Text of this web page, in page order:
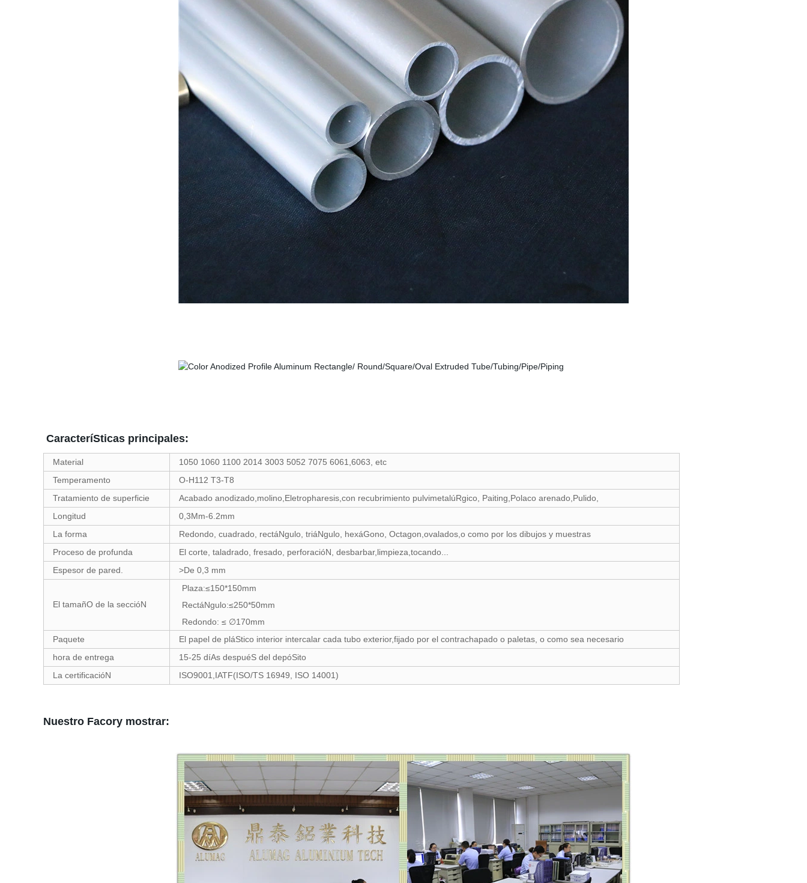
CaracteríSticas principales:
Material
1050 1060 1100 2014 3003 5052 7075 6061,6063, etc
Temperamento
O-H112 T3-T8
Tratamiento de superficie
Acabado anodizado,molino,Eletropharesis,con recubrimiento pulvimetalúRgico, Paiting,Polaco arenado,Pulido,
Longitud
0,3Mm-6.2mm
La forma
Redondo, cuadrado, rectáNgulo, triáNgulo, hexáGono, Octagon,ovalados,o como por los dibujos y muestras
Proceso de profunda
El corte, taladrado, fresado, perforacióN, desbarbar,limpieza,tocando...
Espesor de pared.
>De 0,3 mm
El tamañO de la seccióN
Plaza:≤150*150mm
RectáNgulo:≤250*50mm
Redondo: ≤ ∅170mm
Paquete
El papel de pláStico interior intercalar cada tubo exterior,fijado por el contrachapado o paletas, o como sea necesario
hora de entrega
15-25 díAs despuéS del depóSito
La certificacióN
ISO9001,IATF(ISO/TS 16949, ISO 14001)
Nuestro Facory mostrar: